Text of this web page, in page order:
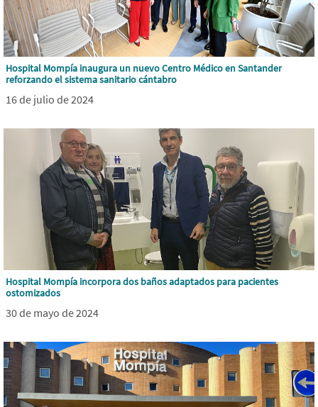
Hospital Mompía inaugura un nuevo Centro Médico en Santander
reforzando el sistema sanitario cántabro
16 de julio de 2024
Hospital Mompía incorpora dos baños adaptados para pacientes
ostomizados
30 de mayo de 2024